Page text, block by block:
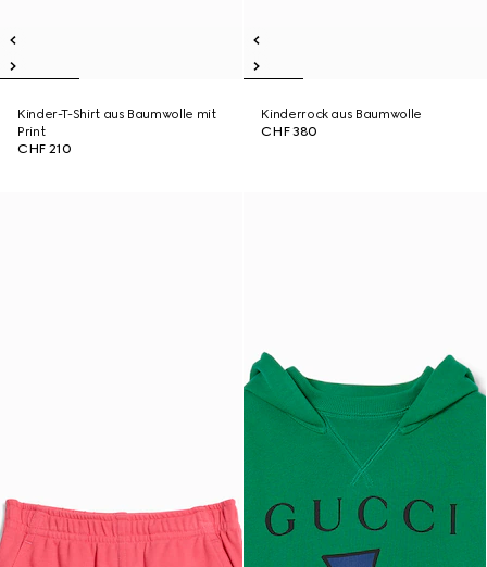
Kinder-T-Shirt aus Baumwolle mit
Print
CHF 210
Kinderrock aus Baumwolle
CHF 380